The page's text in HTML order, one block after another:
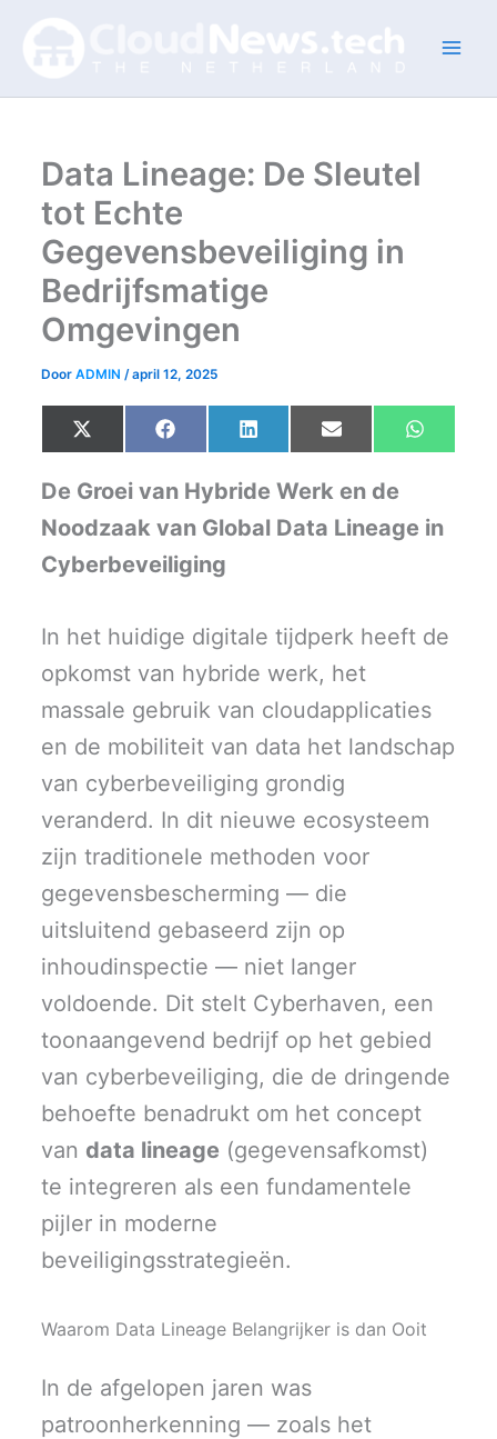
inhoud
Data Lineage: De Sleutel
tot Echte
Gegevensbeveiliging in
Bedrijfsmatige
Omgevingen
DoorADMIN/april 12, 2025
Share
on
X
(
w
i
t
r
)
Share
on
F
a
e
b
o
Share
on
L
i
k
e
I
Share
on
E
m
i
l
Share
on
W
h
A
p
De Groei van Hybride Werk en de
Noodzaak van Global Data Lineage in
Cyberbeveiliging
In het huidige digitale tijdperk heeft de
opkomst van hybride werk, het
massale gebruik van cloudapplicaties
en de mobiliteit van data het landschap
van cyberbeveiliging grondig
veranderd. In dit nieuwe ecosysteem
zijn traditionele methoden voor
gegevensbescherming — die
uitsluitend gebaseerd zijn op
inhoudinspectie — niet langer
voldoende. Dit stelt Cyberhaven, een
toonaangevend bedrijf op het gebied
van cyberbeveiliging, die de dringende
behoefte benadrukt om het concept
van data lineage (gegevensafkomst)
te integreren als een fundamentele
pijler in moderne
beveiligingsstrategieën.
Waarom Data Lineage Belangrijker is dan Ooit
In de afgelopen jaren was
patroonherkenning — zoals het